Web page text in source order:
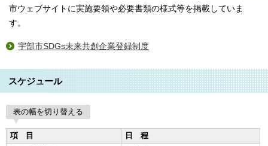
市ウェブサイトに実施要領や必要書類の様式等を掲載していま
す。
宇部市SDGs未来共創企業登録制度
スケジュール
表の幅を切り替える
項 目
日 程